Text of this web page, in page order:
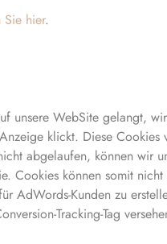
hier.
unsere WebSite gelangt,
klickt. Diese
abgelaufen, können wir
Cookies können somit
AdWords-Kunden zu
Tracking-Tag